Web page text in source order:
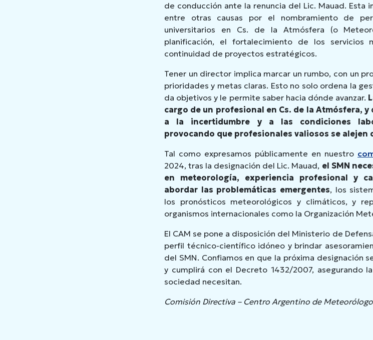
de conducción ante la renuncia del Lic. Mauad. Esta
entre otras causas por el nombramiento de
universitarios en Cs. de la Atmósfera (o
planificación, el fortalecimiento de los servicios
continuidad de proyectos estratégicos.
Tener un director implica marcar un rumbo, con un
prioridades y metas claras. Esto no solo ordena la
da objetivos y le permite saber hacia dónde avanzar.
cargo de un profesional en Cs. de la Atmósfera,
a la incertidumbre y a las condiciones
provocando que profesionales valiosos se alejen
Tal como expresamos públicamente en nuestro
2024, tras la designación del Lic. Mauad, el SMN
en meteorología, experiencia profesional y
abordar las problemáticas emergentes, los
los pronósticos meteorológicos y climáticos, y
organismos internacionales como la Organización
El CAM se pone a disposición del Ministerio de
perfil técnico-científico idóneo y brindar
del SMN. Confiamos en que la próxima designación
y cumplirá con el Decreto 1432/2007, asegurando
sociedad necesitan.
Comisión Directiva – Centro Argentino de